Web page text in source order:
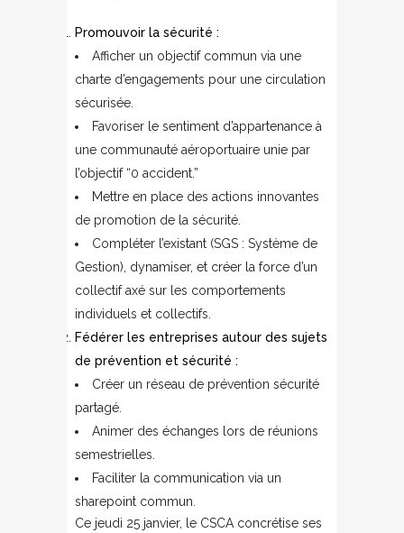
Promouvoir la sécurité :
Afficher un objectif commun via une
charte d’engagements pour une circulation
sécurisée.
Favoriser le sentiment d’appartenance à
une communauté aéroportuaire unie par
l’objectif “0 accident.”
Mettre en place des actions innovantes
de promotion de la sécurité.
Compléter l’existant (SGS : Système de
Gestion), dynamiser, et créer la force d’un
collectif axé sur les comportements
individuels et collectifs.
Fédérer les entreprises autour des sujets
de prévention et sécurité :
Créer un réseau de prévention sécurité
partagé.
Animer des échanges lors de réunions
semestrielles.
Faciliter la communication via un
sharepoint commun.
Ce jeudi 25 janvier, le CSCA concrétise ses